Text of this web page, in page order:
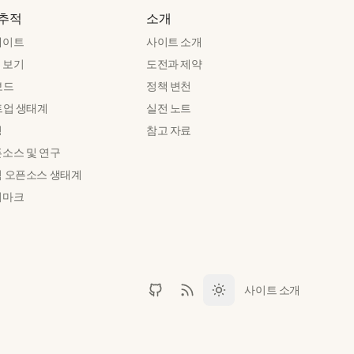
적
트
기
드
생태계
스 및 연구
오픈소스 생태계
크
소개
사이트 소개
도전과 제약
정책 변천
실전 노트
참고 자료
사이트 소개